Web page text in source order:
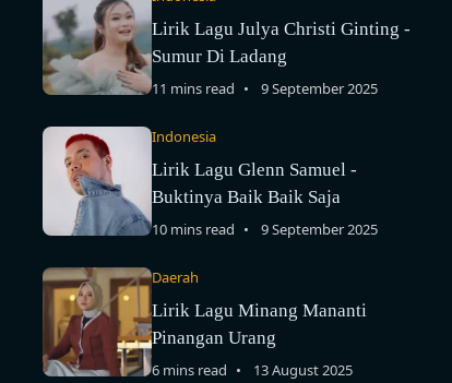
Lirik Lagu Julya Christi Ginting -
Sumur Di Ladang
11 mins read 9 September 2025
Indonesia
Lirik Lagu Glenn Samuel -
Buktinya Baik Baik Saja
10 mins read 9 September 2025
Daerah
Lirik Lagu Minang Mananti
Pinangan Urang
6 mins read 13 August 2025